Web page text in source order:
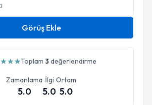
Görüş Ekle
★★★Toplam 3 değerlendirme
Zamanlama
5.0
İlgi
5.0
Ortam
5.0